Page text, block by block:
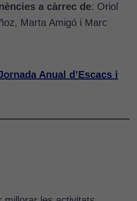
a càrrec de: Oriol
Marta Amigó i Marc
Anual d’Escacs i